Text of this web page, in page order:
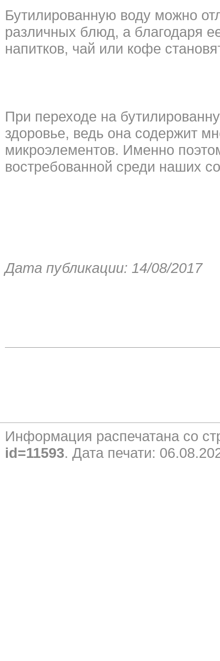
Бутилированную воду можно
различных блюд, а благодаря
напитков, чай или кофе
При переходе на
здоровье, ведь она содержит
микроэлементов. Именно
востребованной среди наших
Дата публикации: 14/08/2017
Информация распечатана со
id=11593. Дата печати: